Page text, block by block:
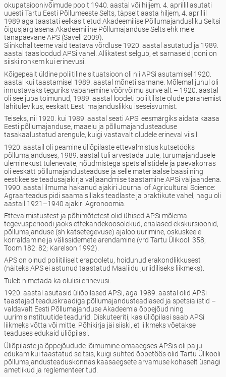
okupatsioonivõimude poolt 1940. aastal või hiljem. 4. aprillil asutati
uuesti Tartu Eesti Põllumeeste Selts, täpselt aasta hiljem, 4. aprillil
1989 aga taastati eelkäsitletud Akadeemilise Põllumajandusliku Seltsi
õigusjärglasena Akadeemiline Põllumajanduse Selts ehk meie
tänapäevane APS (Saveli 2009).
Siinkohal teeme vaid teatava võrdluse 1920. aastal asutatud ja 1989.
aastal taasloodud APSi vahel. Allikatest selgub, et sarnaseid jooni on
siiski rohkem kui erinevusi.
Kõigepealt üldine poliitiline situatsioon oli nii APSi asutamisel 1920.
aastal kui taastamisel 1989. aastal mõneti sarnane. Mõlemal juhul oli
innustavaks teguriks vabanemine võõrvõimu surve alt – 1920. aastal
oli see juba toimunud, 1989. aastal loodeti poliitiliste olude paranemist
lähitulevikus, eeskätt Eesti majanduslikku iseseisvumist.
Teiseks, nii 1920. kui 1989. aastal seati APSi eesmärgiks aidata kaasa
Eesti põllumajanduse, maaelu ja põllumajandusteaduse
tasakaalustatud arengule, kuigi vastavalt oludele erineval viisil.
1920. aastail oli peamine üliõpilaste ettevalmistus kutsetööks
põllumajanduses, 1989. aastal tuli arvestada uute, turumajandusele
üleminekust tulenevate, nõudmistega spetsialistidele ja päevakorras
oli eeskätt põllumajandusteaduse ja selle materiaalse baasi ning
eestikeelse teadusajakirja väljaandmise taastamine APSi väljaandena.
1990. aastal ilmuma hakanud ajakiri Journal of Agricultural Science:
Agraarteadus pidi saama sillaks teadlaste ja praktikute vahel, nagu oli
aastail 1921–1940 ajakiri Agronoomia.
Ettevalmistustest ja põhimõtetest olid ühised APSi mõlema
tegevusperioodi jaoks ettekandekoosolekud, erialased ekskursioonid,
põllumajanduse (sh katsetegevuse) ajaloo uurimine, oskuskeele
korraldamine ja välissidemete arendamine (vrd Tartu Ülikool: 358;
Toom 182: 82; Karelson 1992).
APS on olnud poliitiliselt erapooletu, hoidunud erakondlikkusest
(näiteks APS ei astunud taastatud Maaliidu juriidiliseks liikmeks).
Tuleb nimetada ka olulisi erinevusi.
1920. aastal asutasid üliõpilased APSi, aga 1989. aastal olid APSi
taastajad teaduskraadiga põllumajandusteadlased ja spetsialistid –
valdavalt Eesti Põllumajanduse Akadeemia õppejõud ning
uurimisinstituutide teadurid. Diskuteeriti, kas üliõpilasi saab APSi
liikmeks võtta või mitte. Põhikirja jäi siiski, et liikmeks võetakse
teaduses edukaid üliõpilasi.
Üliõpilaste ja õppejõudude lõimumine omaaegses APSis oli palju
edukam kui taastatud seltsis, kuigi suhted õppetöös olid Tartu Ülikooli
põllumajandusteaduskonnas kaasaegsete arvamuse kohaselt üsnagi
ametlikud ja reglementeeritud.